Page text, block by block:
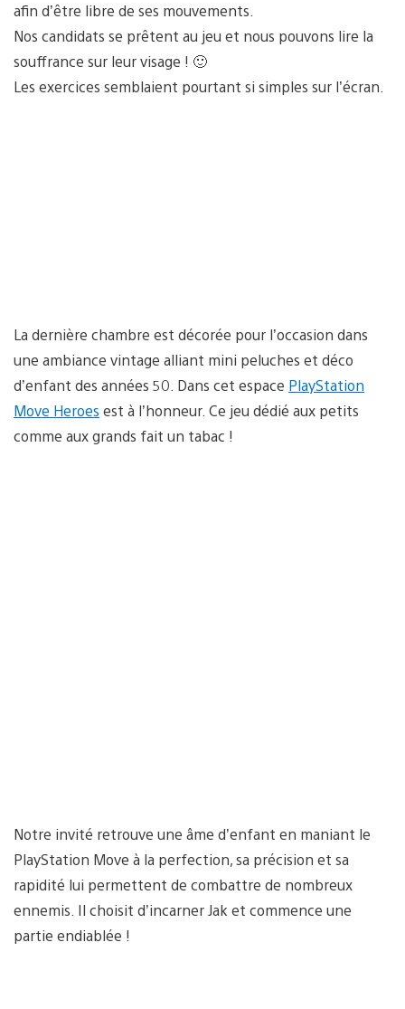
afin d’être libre de ses mouvements.
Nos candidats se prêtent au jeu et nous pouvons lire la
souffrance sur leur visage ! 🙂
Les exercices semblaient pourtant si simples sur l’écran.
La dernière chambre est décorée pour l’occasion dans
une ambiance vintage alliant mini peluches et déco
d’enfant des années 50. Dans cet espace PlayStation
Move Heroes est à l’honneur. Ce jeu dédié aux petits
comme aux grands fait un tabac !
Notre invité retrouve une âme d’enfant en maniant le
PlayStation Move à la perfection, sa précision et sa
rapidité lui permettent de combattre de nombreux
ennemis. Il choisit d’incarner Jak et commence une
partie endiablée !